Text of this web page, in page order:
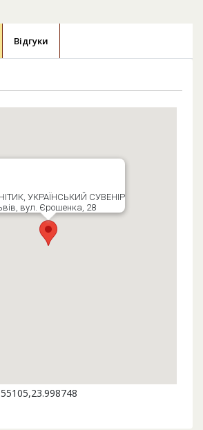
Відгуки
УКРАЇНСЬКИЙ СУВЕНІР
вул. Єрошенка, 28